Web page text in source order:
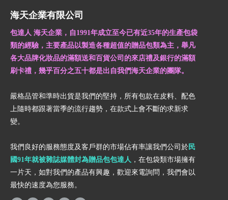
海天企業有限公司
包達人 海天企業，自1991年成立至今已有近35年的生產包袋
類的經驗，主要產品以製造各種超值的贈品包類為主，舉凡
各大品牌化妝品的滿額送和百貨公司的來店禮及銀行的滿額
刷卡禮，幾乎百分之五十都是出自我們海天企業的團隊。
嚴格品管和準時出貨是我們的堅持，所有包款在皮料、配色
上隨時都跟著當季的流行趨勢，在款式上會不斷的求新求
變。
我們良好的服務態度及客戶群的市場佔有率讓我們公司於民
國91年就被雜誌媒體封為贈品包包達人 ，在包袋類市場擁有
一片天，如對我們的產品有興趣，歡迎來電詢問，我們會以
最快的速度為您服務。